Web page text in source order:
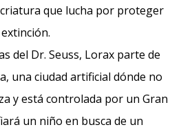
que lucha por proteger
del Dr. Seuss, Lorax parte de
una ciudad artificial dónde no
y está controlada por un Gran
un niño en busca de un